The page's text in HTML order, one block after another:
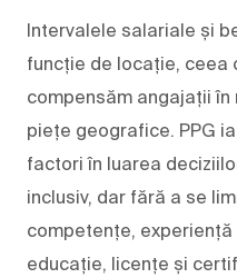
Intervalele salariale și
funcție de locație, ceea
compensăm angajații
piețe geografice. PPG
factori în luarea
inclusiv, dar fără a se
competențe,
educație, licențe și